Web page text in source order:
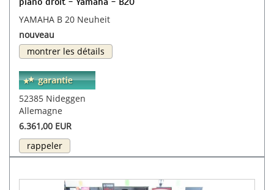
YAMAHA B 20 Neuheit
nouveau
montrer les détails
52385 Nideggen
Allemagne
6.361,00 EUR
rappeler